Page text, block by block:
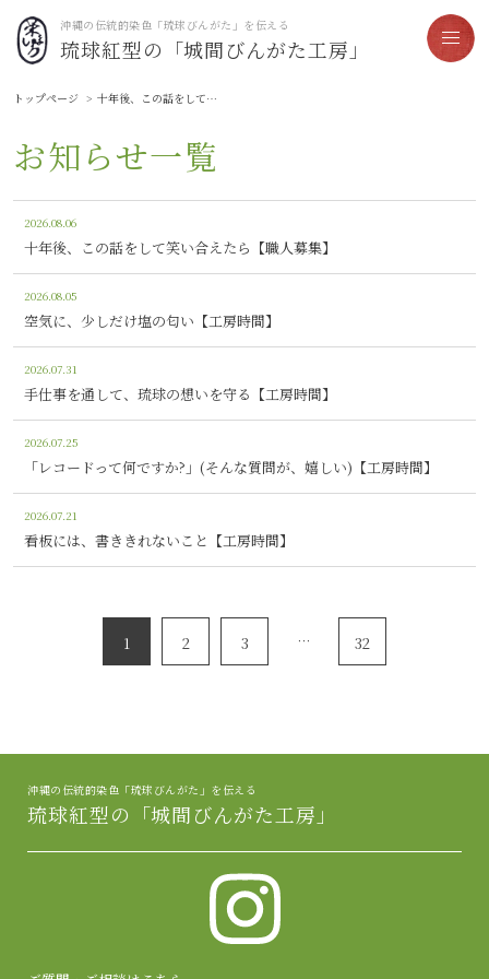
沖縄の伝統的染色「琉球びんがた」を伝える
琉球紅型の「城間びんがた工房」
トップページ 十年後、この話をして笑い合えたら【職人募集】
お知らせ一覧
2026.08.06
十年後、この話をして笑い合えたら【職人募集】
2026.08.05
空気に、少しだけ塩の匂い【工房時間】
2026.07.31
手仕事を通して、琉球の想いを守る【工房時間】
2026.07.25
「レコードって何ですか?」(そんな質問が、嬉しい)【工房時間】
2026.07.21
看板には、書ききれないこと【工房時間】
1 2 3 … 32
沖縄の伝統的染色「琉球びんがた」を伝える
琉球紅型の「城間びんがた工房」